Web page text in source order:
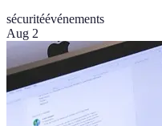
sécuritéévénements
Aug 2